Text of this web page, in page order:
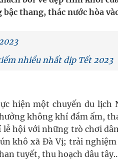
Các Loài Nhân Sâm (Panax
thang, thác nước hòa
nhiều nhất dịp Tết 2023
hiện một chuyến du lịch
không khí đầm ấm,
hội với những trò chơi
khô xã Đà Vị; trải
tuyết, thu hoạch dâu